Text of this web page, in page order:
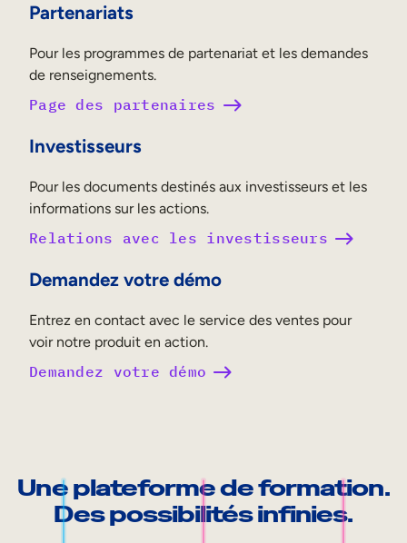
Partenariats
Pour les programmes de partenariat et les demandes
de renseignements.
Page des partenaires
Investisseurs
Pour les documents destinés aux investisseurs et les
informations sur les actions.
Relations avec les investisseurs
Demandez votre démo
Entrez en contact avec le service des ventes pour
voir notre produit en action.
Demandez votre démo
Une plateforme de formation.
Des possibilités infinies.